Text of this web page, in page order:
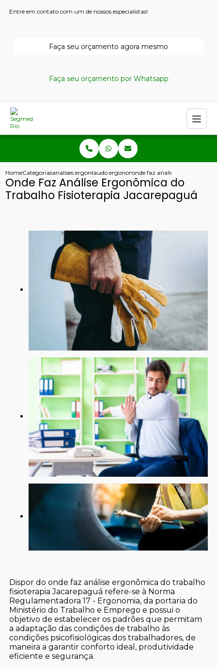
Entre em contato com um de nossos especialistas!
Faça seu orçamento agora mesmo
Faça seu orçamento por Whatsapp
HomeCategoriasanalises ergonomicaslaudo ergonomico nr17onde faz analise ergonomica
Onde Faz Análise Ergonômica do
Trabalho Fisioterapia Jacarepaguá
Dispor do onde faz análise ergonômica do trabalho
fisioterapia Jacarepaguá refere-se à Norma
Regulamentadora 17 - Ergonomia, da portaria do
Ministério do Trabalho e Emprego e possui o
objetivo de estabelecer os padrões que permitam
a adaptação das condições de trabalho às
condições psicofisiológicas dos trabalhadores, de
maneira a garantir conforto ideal, produtividade
eficiente e segurança.